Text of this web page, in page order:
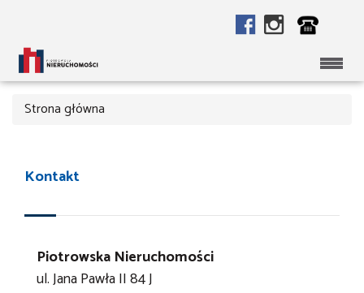
Strona główna
Kontakt
Piotrowska Nieruchomości
ul. Jana Pawła II 84 J